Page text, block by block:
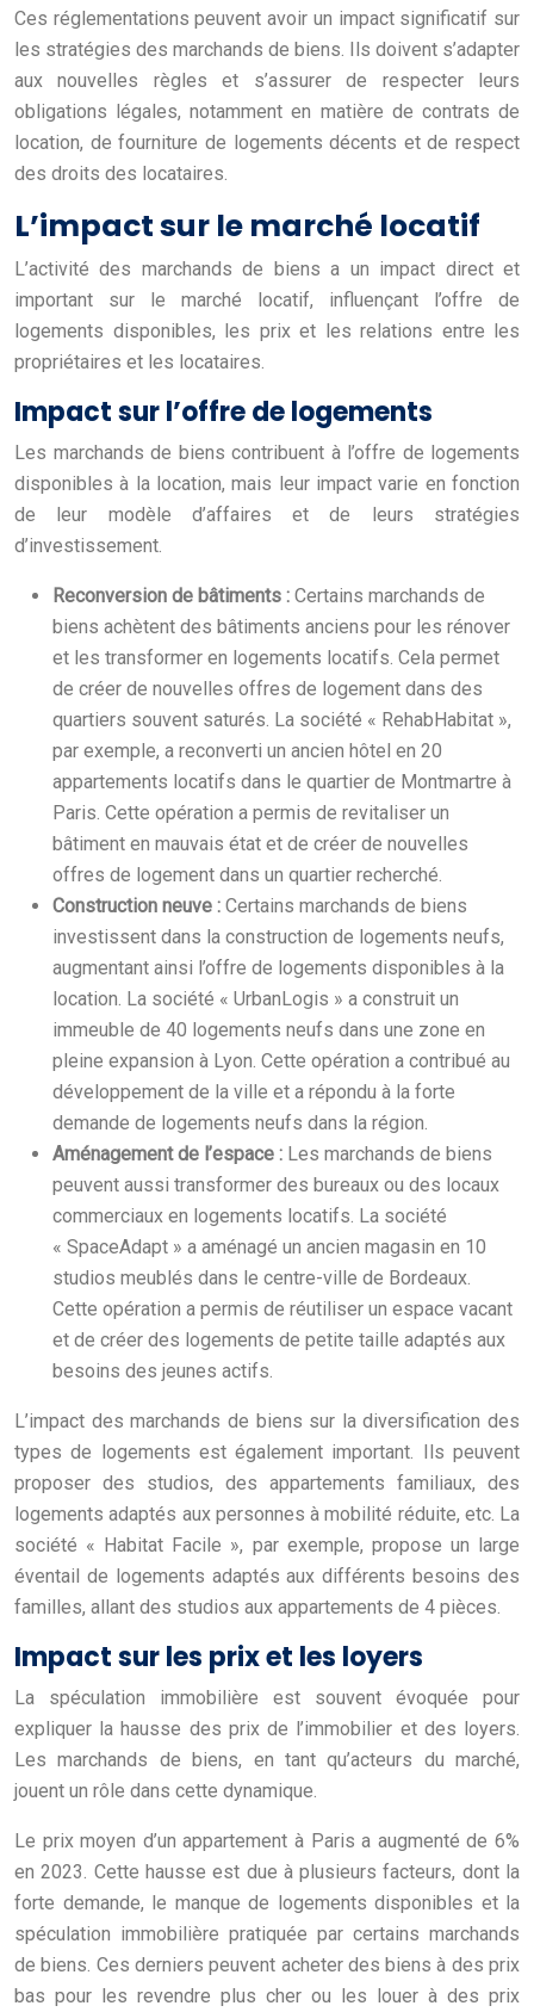
Ces réglementations peuvent avoir un impact significatif sur
les stratégies des marchands de biens. Ils doivent s’adapter
aux nouvelles règles et s’assurer de respecter leurs
obligations légales, notamment en matière de contrats de
location, de fourniture de logements décents et de respect
des droits des locataires.
L’impact sur le marché locatif
L’activité des marchands de biens a un impact direct et
important sur le marché locatif, influençant l’offre de
logements disponibles, les prix et les relations entre les
propriétaires et les locataires.
Impact sur l’offre de logements
Les marchands de biens contribuent à l’offre de logements
disponibles à la location, mais leur impact varie en fonction
de leur modèle d’affaires et de leurs stratégies
d’investissement.
Reconversion de bâtiments : Certains marchands de
biens achètent des bâtiments anciens pour les rénover
et les transformer en logements locatifs. Cela permet
de créer de nouvelles offres de logement dans des
quartiers souvent saturés. La société « RehabHabitat »,
par exemple, a reconverti un ancien hôtel en 20
appartements locatifs dans le quartier de Montmartre à
Paris. Cette opération a permis de revitaliser un
bâtiment en mauvais état et de créer de nouvelles
offres de logement dans un quartier recherché.
Construction neuve : Certains marchands de biens
investissent dans la construction de logements neufs,
augmentant ainsi l’offre de logements disponibles à la
location. La société « UrbanLogis » a construit un
immeuble de 40 logements neufs dans une zone en
pleine expansion à Lyon. Cette opération a contribué au
développement de la ville et a répondu à la forte
demande de logements neufs dans la région.
Aménagement de l’espace : Les marchands de biens
peuvent aussi transformer des bureaux ou des locaux
commerciaux en logements locatifs. La société
« SpaceAdapt » a aménagé un ancien magasin en 10
studios meublés dans le centre-ville de Bordeaux.
Cette opération a permis de réutiliser un espace vacant
et de créer des logements de petite taille adaptés aux
besoins des jeunes actifs.
L’impact des marchands de biens sur la diversification des
types de logements est également important. Ils peuvent
proposer des studios, des appartements familiaux, des
logements adaptés aux personnes à mobilité réduite, etc. La
société « Habitat Facile », par exemple, propose un large
éventail de logements adaptés aux différents besoins des
familles, allant des studios aux appartements de 4 pièces.
Impact sur les prix et les loyers
La spéculation immobilière est souvent évoquée pour
expliquer la hausse des prix de l’immobilier et des loyers.
Les marchands de biens, en tant qu’acteurs du marché,
jouent un rôle dans cette dynamique.
Le prix moyen d’un appartement à Paris a augmenté de 6%
en 2023. Cette hausse est due à plusieurs facteurs, dont la
forte demande, le manque de logements disponibles et la
spéculation immobilière pratiquée par certains marchands
de biens. Ces derniers peuvent acheter des biens à des prix
bas pour les revendre plus cher ou les louer à des prix